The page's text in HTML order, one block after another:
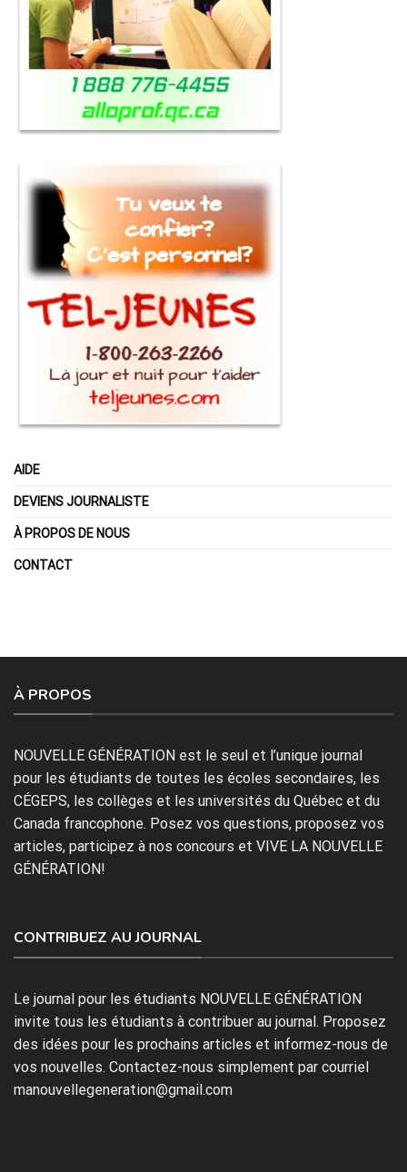
AIDE
DEVIENS JOURNALISTE
À PROPOS DE NOUS
CONTACT
À PROPOS
NOUVELLE GÉNÉRATION est le seul et l’unique journal
pour les étudiants de toutes les écoles secondaires, les
CÉGEPS, les collèges et les universités du Québec et du
Canada francophone. Posez vos questions, proposez vos
articles, participez à nos concours et VIVE LA NOUVELLE
GÉNÉRATION!
CONTRIBUEZ AU JOURNAL
Le journal pour les étudiants NOUVELLE GÉNÉRATION
invite tous les étudiants à contribuer au journal. Proposez
des idées pour les prochains articles et informez-nous de
vos nouvelles. Contactez-nous simplement par courriel
manouvellegeneration@gmail.com